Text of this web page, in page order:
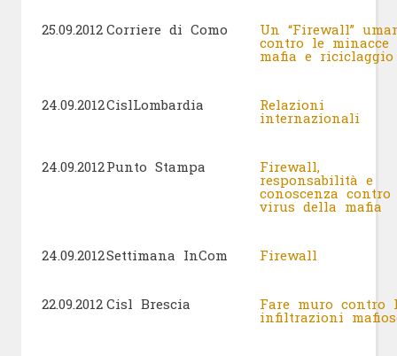
25.09.2012 Corriere di Como Un “Firewall”
contro le minacce
mafia e
24.09.2012CislLombardia Relazioni
internazionali
24.09.2012Punto Stampa Firewall,
responsabilità e
conoscenza
virus della mafia
24.09.2012Settimana InCom Firewall
22.09.2012 Cisl Brescia Fare muro contro
infiltrazioni